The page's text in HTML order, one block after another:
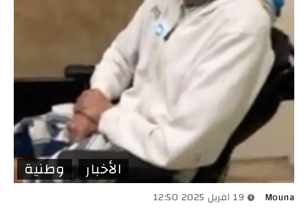
الأخبار وطنية
Mouna